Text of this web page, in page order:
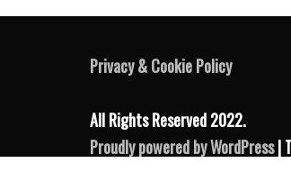
Privacy & Cookie Policy
All Rights Reserved 2022.
Proudly powered by WordPress|